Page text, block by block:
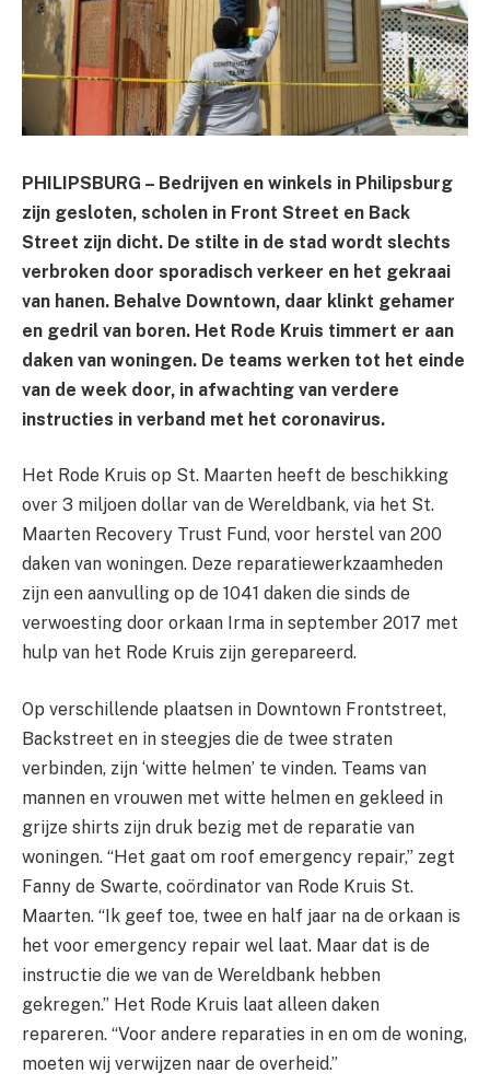
PHILIPSBURG – Bedrijven en winkels in Philipsburg
zijn gesloten, scholen in Front Street en Back
Street zijn dicht. De stilte in de stad wordt slechts
verbroken door sporadisch verkeer en het gekraai
van hanen. Behalve Downtown, daar klinkt gehamer
en gedril van boren. Het Rode Kruis timmert er aan
daken van woningen. De teams werken tot het einde
van de week door, in afwachting van verdere
instructies in verband met het coronavirus.
Het Rode Kruis op St. Maarten heeft de beschikking
over 3 miljoen dollar van de Wereldbank, via het St.
Maarten Recovery Trust Fund, voor herstel van 200
daken van woningen. Deze reparatiewerkzaamheden
zijn een aanvulling op de 1041 daken die sinds de
verwoesting door orkaan Irma in september 2017 met
hulp van het Rode Kruis zijn gerepareerd.
Op verschillende plaatsen in Downtown Frontstreet,
Backstreet en in steegjes die de twee straten
verbinden, zijn ‘witte helmen’ te vinden. Teams van
mannen en vrouwen met witte helmen en gekleed in
grijze shirts zijn druk bezig met de reparatie van
woningen. “Het gaat om roof emergency repair,” zegt
Fanny de Swarte, coördinator van Rode Kruis St.
Maarten. “Ik geef toe, twee en half jaar na de orkaan is
het voor emergency repair wel laat. Maar dat is de
instructie die we van de Wereldbank hebben
gekregen.” Het Rode Kruis laat alleen daken
repareren. “Voor andere reparaties in en om de woning,
moeten wij verwijzen naar de overheid.”